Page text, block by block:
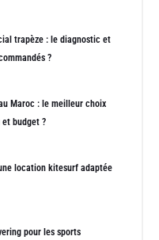
trapèze : le diagnostic et
?
Maroc : le meilleur choix
budget ?
location kitesurf adaptée
pour les sports